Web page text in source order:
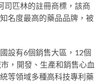
司匹林的註冊商標，該商
名度最高的藥品品牌，被
設有6個銷售大區，12個
，開發、生產和銷售心血
等領域多種高科技專利藥